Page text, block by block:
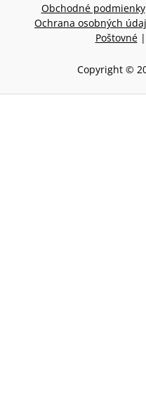
Obchodné podmienky
Ochrana osobných
Poštovné |
Copyright ©